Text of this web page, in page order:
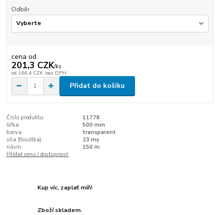
Odběr
cena od
201,3 CZK/ks
od 166,4 CZK bez DPH
Přidat do košíku
Číslo produktu:
11778
šířka:
500 mm
barva:
transparent
síla (tloušťka):
23 my
návin:
150 m
Hlídat cenu / dostupnost
Kup víc, zaplať míň!
Zboží skladem.